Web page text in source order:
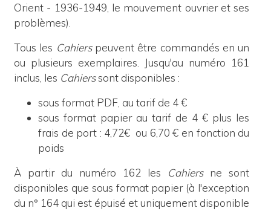
Orient - 1936-1949, le mouvement ouvrier et ses
problèmes).
Tous les Cahierspeuvent être commandés en un
ou plusieurs exemplaires. Jusqu'au numéro 161
inclus, les Cahierssont disponibles :
sous format PDF, au tarif de 4 €
sous format papier au tarif de 4 € plus les
frais de port : 4,72€ ou 6,70 € en fonction du
poids
À partir du numéro 162 les Cahiersne sont
disponibles que sous format papier (à l'exception
du n° 164 qui est épuisé et uniquement disponible